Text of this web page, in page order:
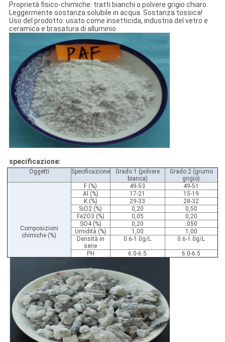
Proprietà fisico-chimiche: tratti bianchi o polvere grigio chiaro.
Leggermente sostanza solubile in acqua. Sostanza tossica!
Uso del prodotto: usato come insetticida, industria del vetro e
ceramica e brasatura di alluminio.
specificazione:
Oggetti Specificazione
Grado 1 (polvere
bianca)
Grado 2 (grumo
grigio)
Composizioni
chimiche (%)
F (%) 49-53
49-51
Al (%)
17-21
15-19
K (%)
29-33
28-32
SiO2 (%)
0,20
0,50
Fe2O3 (%)
0,05
0,20
SO4 (%)
0,20
.050
Umidità (%)
1,00
1,00
Densità in
serie
0.6-1.0g/L 0.6-1.0g/L
PH 6.0-6.5 6.0-6.5